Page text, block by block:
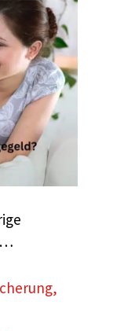
…
,